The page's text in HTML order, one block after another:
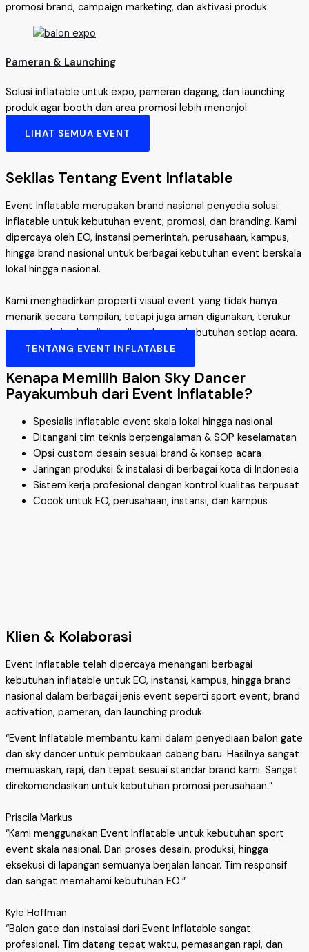
promosi brand, campaign marketing, dan aktivasi produk.
Pameran & Launching
Solusi inflatable untuk expo, pameran dagang, dan launching
produk agar booth dan area promosi lebih menonjol.
LIHAT SEMUA EVENT
Sekilas Tentang Event Inflatable
Event Inflatable merupakan brand nasional penyedia solusi
inflatable untuk kebutuhan event, promosi, dan branding. Kami
dipercaya oleh EO, instansi pemerintah, perusahaan, kampus,
hingga brand nasional untuk berbagai kebutuhan event berskala
lokal hingga nasional.
Kami menghadirkan properti visual event yang tidak hanya
menarik secara tampilan, tetapi juga aman digunakan, terukur
secara teknis, dan disesuaikan dengan kebutuhan setiap acara.
TENTANG EVENT INFLATABLE
Kenapa Memilih Balon Sky Dancer
Payakumbuh dari Event Inflatable?
Spesialis inflatable event skala lokal hingga nasional
Ditangani tim teknis berpengalaman & SOP keselamatan
Opsi custom desain sesuai brand & konsep acara
Jaringan produksi & instalasi di berbagai kota di Indonesia
Sistem kerja profesional dengan kontrol kualitas terpusat
Cocok untuk EO, perusahaan, instansi, dan kampus
Klien & Kolaborasi
Event Inflatable telah dipercaya menangani berbagai
kebutuhan inflatable untuk EO, instansi, kampus, hingga brand
nasional dalam berbagai jenis event seperti sport event, brand
activation, pameran, dan launching produk.
“Event Inflatable membantu kami dalam penyediaan balon gate
dan sky dancer untuk pembukaan cabang baru. Hasilnya sangat
memuaskan, rapi, dan tepat sesuai standar brand kami. Sangat
direkomendasikan untuk kebutuhan promosi perusahaan.”
Priscila Markus
“Kami menggunakan Event Inflatable untuk kebutuhan sport
event skala nasional. Dari proses desain, produksi, hingga
eksekusi di lapangan semuanya berjalan lancar. Tim responsif
dan sangat memahami kebutuhan EO.”
Kyle Hoffman
“Balon gate dan instalasi dari Event Inflatable sangat
profesional. Tim datang tepat waktu, pemasangan rapi, dan